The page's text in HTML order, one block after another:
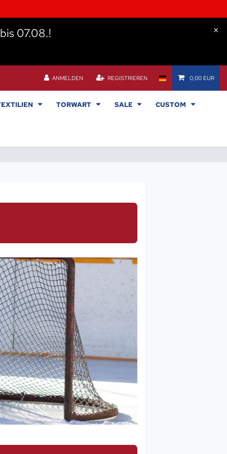
07.08.!
×
ANMELDEN REGISTRIEREN 0,00 EUR
TORWART SALE CUSTOM